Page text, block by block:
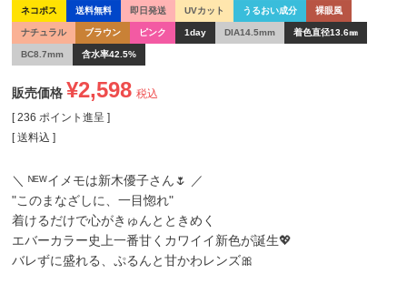
ネコポス 送料無料 即日発送 UVカット うるおい成分 裸眼風
ナチュラル ブラウン ピンク 1day DIA14.5mm 着色直径13.6㎜
BC8.7mm 含水率42.5%
販売価格 ¥2,598 税込
[ 236 ポイント進呈 ]
送料込
＼ ᴺᴱᵂイメモは新木優子さん🌷 ／
"このまなざしに、一目惚れ"
着けるだけで心がきゅんとときめく
エバーカラー史上一番甘くカワイイ新色が誕生💖
バレずに盛れる、ぷるんと甘かわレンズ🎀